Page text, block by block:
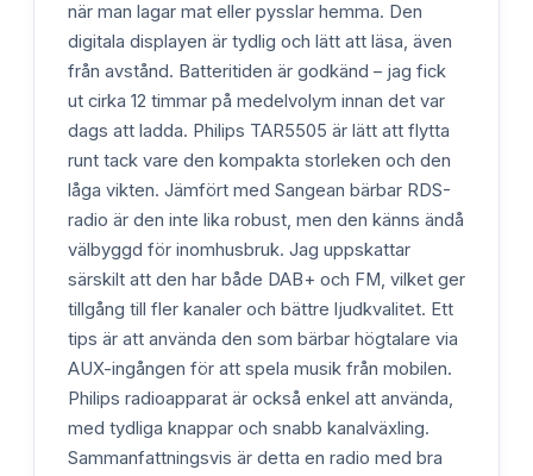
när man lagar mat eller pysslar hemma. Den
digitala displayen är tydlig och lätt att läsa, även
från avstånd. Batteritiden är godkänd – jag fick
ut cirka 12 timmar på medelvolym innan det var
dags att ladda. Philips TAR5505 är lätt att flytta
runt tack vare den kompakta storleken och den
låga vikten. Jämfört med Sangean bärbar RDS-
radio är den inte lika robust, men den känns ändå
välbyggd för inomhusbruk. Jag uppskattar
särskilt att den har både DAB+ och FM, vilket ger
tillgång till fler kanaler och bättre ljudkvalitet. Ett
tips är att använda den som bärbar högtalare via
AUX-ingången för att spela musik från mobilen.
Philips radioapparat är också enkel att använda,
med tydliga knappar och snabb kanalväxling.
Sammanfattningsvis är detta en radio med bra